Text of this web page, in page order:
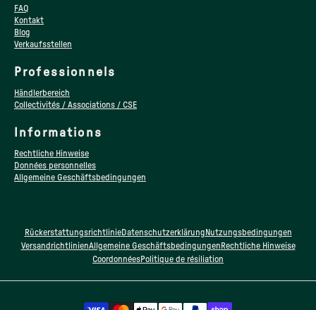
FAQ
Kontakt
Blog
Verkaufsstellen
Professionnels
Händlerbereich
Collectivités / Associations / CSE
Informations
Rechtliche Hinweise
Données personnelles
Allgemeine Geschäftsbedingungen
RückerstattungsrichtlinieDatenschutzerklärung Nutzungsbedingungen
VersandrichtlinienAllgemeine Geschäftsbedingungen Rechtliche Hinweise
CoordonnéesPolitique de résiliation